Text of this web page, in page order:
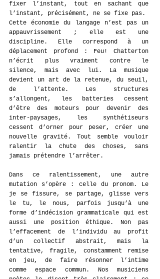
fixer l’instant, tout en sachant que
l’instant, précisément, ne se fixe pas.
Cette économie du langage n’est pas un
appauvrissement ; elle est une
discipline. Elle correspond à un
déplacement profond : Feu! Chatterton
n’écrit plus vraiment contre le
silence, mais avec lui. La musique
devient un art de la retenue, du seuil,
de l’attente. Les structures
s’allongent, les batteries cessent
d’être des moteurs pour devenir des
inter-paysages, les synthétiseurs
cessent d’orner pour peser, créer une
nouvelle gravité. Tout semble vouloir
ralentir la chute des choses, sans
jamais prétendre l’arrêter.
Dans ce ralentissement, une autre
mutation s’opère : celle du pronom. Le
je se fissure, se partage, glisse vers
le tu, le nous, parfois jusqu’à une
forme d’indécision grammaticale qui est
aussi une position éthique. Non pas
l’effacement de l’individu au profit
d’un collectif abstrait, mais la
tentative, fragile, constamment remise
en jeu, de faire résonner l’intime
comme espace commun. Nos musiciens